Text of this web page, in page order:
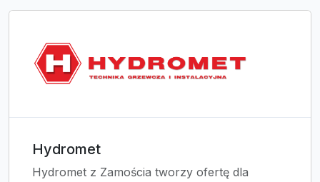
Hydromet
Hydromet z Zamościa tworzy ofertę dla